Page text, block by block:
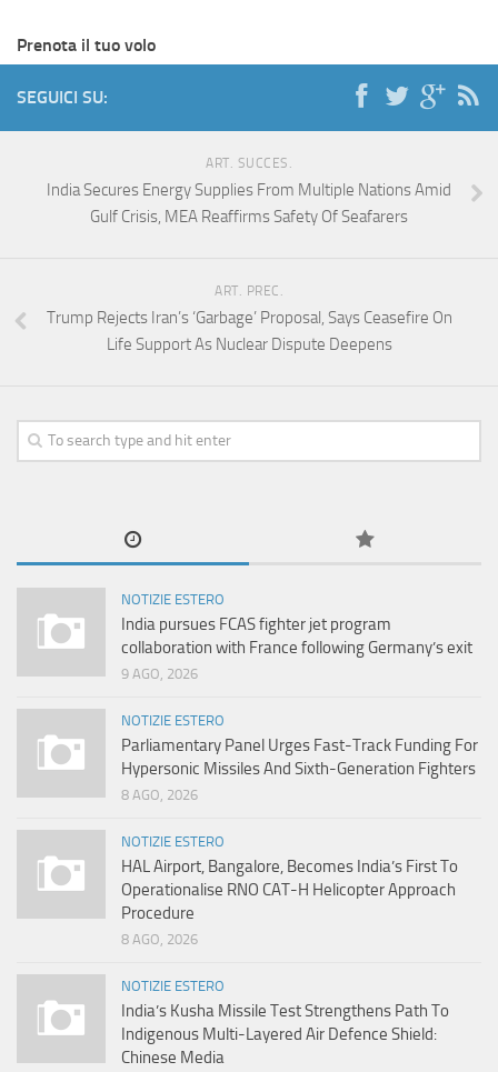
Prenota il tuo volo
SEGUICI SU:
ART. SUCCES.
India Secures Energy Supplies From Multiple Nations Amid
Gulf Crisis, MEA Reaffirms Safety Of Seafarers
ART. PREC.
Trump Rejects Iran’s ‘Garbage’ Proposal, Says Ceasefire On
Life Support As Nuclear Dispute Deepens
NOTIZIE ESTERO
India pursues FCAS fighter jet program
collaboration with France following Germany’s exit
9 AGO, 2026
NOTIZIE ESTERO
Parliamentary Panel Urges Fast-Track Funding For
Hypersonic Missiles And Sixth-Generation Fighters
8 AGO, 2026
NOTIZIE ESTERO
HAL Airport, Bangalore, Becomes India’s First To
Operationalise RNO CAT-H Helicopter Approach
Procedure
8 AGO, 2026
NOTIZIE ESTERO
India’s Kusha Missile Test Strengthens Path To
Indigenous Multi-Layered Air Defence Shield:
Chinese Media